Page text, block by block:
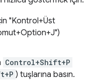
"Kontrol+Üst
Control+Shift+P
) tuşlarına basın.